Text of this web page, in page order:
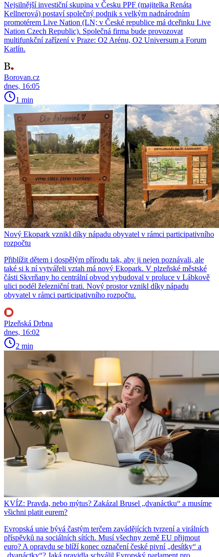
Nejsilnější investiční skupina v Česku PPF (majitelka Renáta
Kellnerová) postaví společný podnik s velkým nadnárodním
promotérem Live Nation (LN; v České republice má dceřinku Live
Nation Czech Republic). Společná firma bude provozovat
multifunkční zařízení v Praze: O2 Arénu, O2 Universum a Forum
Karlín.
Borovan.cz
dnes, 16:05
1 min
Nový Ekopark vznikl díky nápadu obyvatel v rámci participativního
rozpočtu
Přiblížit dětem i dospělým přírodu tak, aby ji nejen poznávali, ale
také si k ní vytvářeli vztah má nový Ekopark. V plzeňské městské
části Skvrňany ho centrální obvod vybudoval v proluce v Lábkově
ulici podél železniční trati. Nový prostor vznikl díky nápadu
obyvatel v rámci participativního rozpočtu.
Plzeňská Drbna
dnes, 16:02
2 min
KVÍZ: Pravda, nebo mýtus? Zakázal Brusel „dvanáctku“ a musíme
všichni platit eurem?
Evropská unie bývá častým terčem zavádějících tvrzení a virálních
příspěvků na sociálních sítích. Musí všechny země EU přijmout
euro? A opravdu se blíží konec označení české pivní „desítky“ a
„dvanáctky“? Jaká pravidla schválil Evropský parlament pro